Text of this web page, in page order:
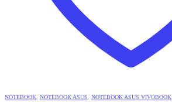
NOTEBOOK NOTEBOOK ASUS NOTEBOOK ASUS VIVOBOOK